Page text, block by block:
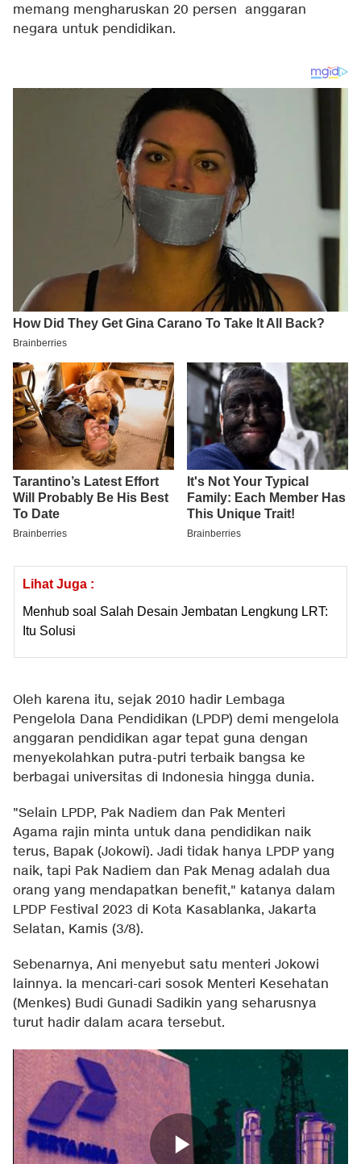
memang mengharuskan 20 persen anggaran
negara untuk pendidikan.
Lihat Juga :
Menhub soal Salah Desain Jembatan Lengkung LRT:
Itu Solusi
Oleh karena itu, sejak 2010 hadir Lembaga
Pengelola Dana Pendidikan (LPDP) demi mengelola
anggaran pendidikan agar tepat guna dengan
menyekolahkan putra-putri terbaik bangsa ke
berbagai universitas di Indonesia hingga dunia.
"Selain LPDP, Pak Nadiem dan Pak Menteri
Agama rajin minta untuk dana pendidikan naik
terus, Bapak (Jokowi). Jadi tidak hanya LPDP yang
naik, tapi Pak Nadiem dan Pak Menag adalah dua
orang yang mendapatkan benefit," katanya dalam
LPDP Festival 2023 di Kota Kasablanka, Jakarta
Selatan, Kamis (3/8).
Sebenarnya, Ani menyebut satu menteri Jokowi
lainnya. Ia mencari-cari sosok Menteri Kesehatan
(Menkes) Budi Gunadi Sadikin yang seharusnya
turut hadir dalam acara tersebut.